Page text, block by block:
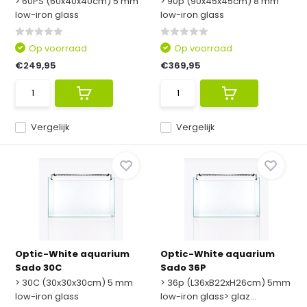
low-iron glass
Vergelijk
Op voorraad
€249,95
low-iron glass
Vergelijk
Op voorraad
€369,95
Optic-White aquarium
Sado 30C
> 30C (30x30x30cm) 5 mm
low-iron glass
Optic-White aquarium
Sado 36P
> 36p (L36xB22xH26cm) 5mm
low-iron glass> glaz...